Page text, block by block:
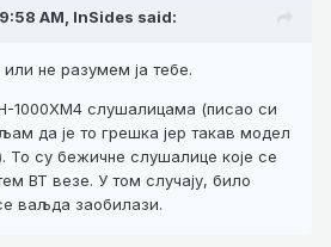
AM, InSides said:
не разумем ја тебе.
1000XM4 слушалицама (писао си
да је то грешка јер такав модел
То су бежичне слушалице које се
BT везе. У том случају, било
ваљда заобилази.